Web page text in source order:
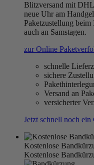
Blitzversand mit
neue Uhr am
Paketzustellung
auch an Samstagen.
zur Online
schnelle
sichere
Versand an
versicherter
Jetzt schnell noch ein
Kostenlose
Kostenlose